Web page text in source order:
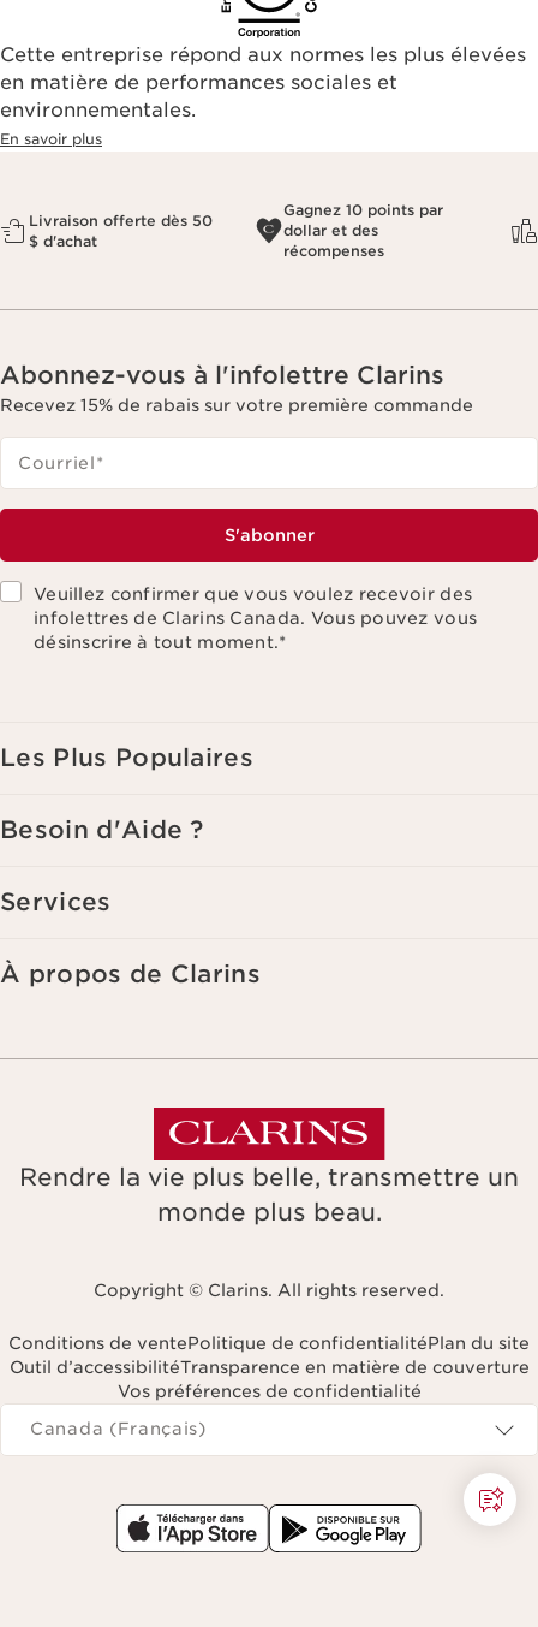
Cette entreprise répond aux normes les plus élevées
en matière de performances sociales et
environnementales.​
En savoir plus
Livraison offerte dès 50
$ d'achat
Gagnez 10 points par
dollar et des
récompenses
Abonnez-vous à l'infolettre Clarins
Recevez 15% de rabais sur votre première commande
Courriel*
S'abonner
Veuillez confirmer que vous voulez recevoir des
infolettres de Clarins Canada. Vous pouvez vous
désinscrire à tout moment.*
Les Plus Populaires
Besoin d'Aide ?
Services
À propos de Clarins
Rendre la vie plus belle, transmettre un
monde plus beau.
Copyright © Clarins. All rights reserved.
Conditions de ventePolitique de confidentialitéPlan du site
Outil d’accessibilitéTransparence en matière de couverture
Vos préférences de confidentialité
Navigates to
Canada (Français)